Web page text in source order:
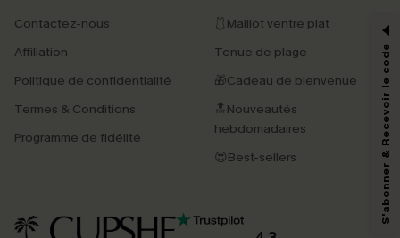
Contactez-nous
Affiliation
Politique de confidentialité
Termes & Conditions
Programme de fidélité
🩱Maillot ventre plat
Tenue de plage
🎁Cadeau de bienvenue
🔝Nouveautés
hebdomadaires
😍Best-sellers
-15% dès 2 Achetés par E-mail
En soumettant votre adresse e-mail, vous acceptez de recevoir des e-mails
marketing (y compris du contenu généré par l'IA) de Cupshe et
reconnaissez avoir pris connaissance de nos
pouvons utiliser les données collectées sur notre site ainsi que des
produits susceptibles de vous intéresser, conformément à notre
Politique de
confidentialité
. Vous pouvez vous désabonner à tout moment.
S'abonner & Recevoir le code